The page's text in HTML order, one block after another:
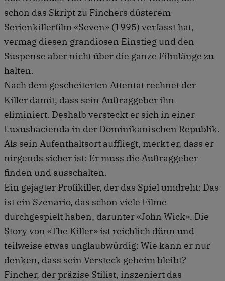
schon das Skript zu Finchers düsterem
Serienkillerfilm «Seven» (1995) verfasst hat,
vermag diesen grandiosen Einstieg und den
Suspense aber nicht über die ganze Filmlänge zu
halten.
Nach dem gescheiterten Attentat rechnet der
Killer damit, dass sein Auftraggeber ihn
eliminiert. Deshalb versteckt er sich in einer
Luxushacienda in der Dominikanischen Republik.
Als sein Aufenthaltsort auffliegt, merkt er, dass er
nirgends sicher ist: Er muss die Auftraggeber
finden und ausschalten.
Ein gejagter Profikiller, der das Spiel umdreht: Das
ist ein Szenario, das schon viele Filme
durchgespielt haben, darunter «John Wick». Die
Story von «The Killer» ist reichlich dünn und
teilweise etwas unglaubwürdig: Wie kann er nur
denken, dass sein Versteck geheim bleibt?
Fincher, der präzise Stilist, inszeniert das